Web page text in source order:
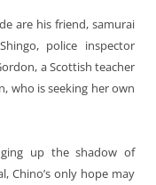
are his friend, samurai
police inspector
a Scottish teacher
who is seeking her own
up the shadow of
Chino’s only hope may